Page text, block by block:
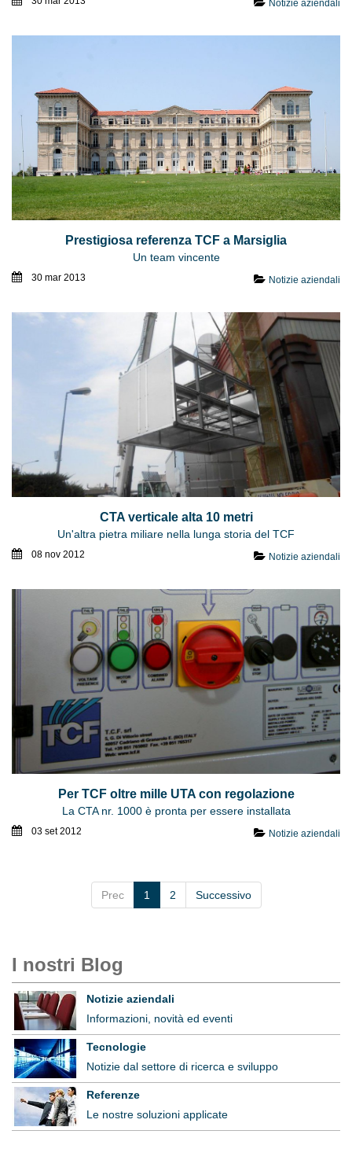
Notizie aziendali
Prestigiosa referenza TCF a Marsiglia
Un team vincente
30 mar 2013 Notizie aziendali
CTA verticale alta 10 metri
Un'altra pietra miliare nella lunga storia del TCF
08 nov 2012 Notizie aziendali
Per TCF oltre mille UTA con regolazione
La CTA nr. 1000 è pronta per essere installata
03 set 2012 Notizie aziendali
Prec 1 2 Successivo
I nostri Blog
Notizie aziendali
Informazioni, novità ed eventi
Tecnologie
Notizie dal settore di ricerca e sviluppo
Referenze
Le nostre soluzioni applicate